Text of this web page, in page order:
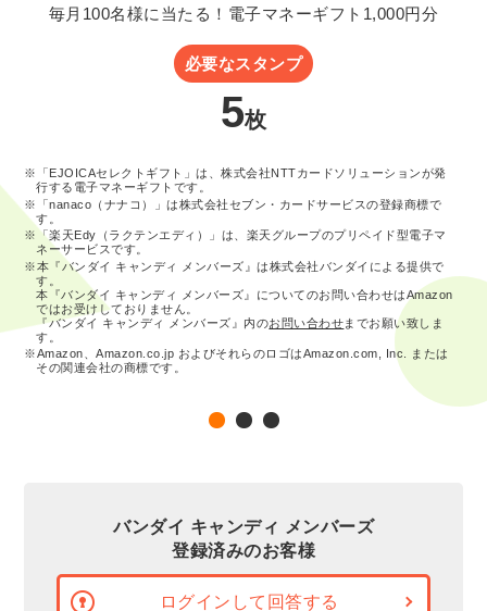
毎月100名様に当たる！電子マネーギフト1,000円分
必要なスタンプ
5枚
※「EJOICAセレクトギフト」は、株式会社NTTカードソリューションが発
行する電子マネーギフトです。
※「nanaco（ナナコ）」は株式会社セブン・カードサービスの登録商標で
す。
※「楽天Edy（ラクテンエディ）」は、楽天グループのプリペイド型電子マ
ネーサービスです。
※本『バンダイ キャンディ メンバーズ』は株式会社バンダイによる提供で
す。
本『バンダイ キャンディ メンバーズ』についてのお問い合わせはAmazon
ではお受けしておりません。
『バンダイ キャンディ メンバーズ』内のお問い合わせまでお願い致しま
す。
※Amazon、Amazon.co.jp およびそれらのロゴはAmazon.com, Inc. または
その関連会社の商標です。
バンダイ キャンディ メンバーズ
登録済みのお客様
ログインして回答する